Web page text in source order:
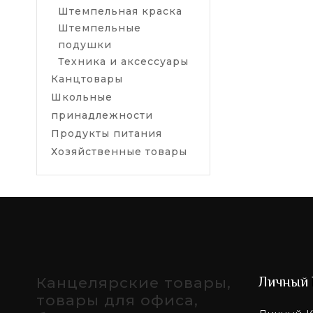
Штемпельная краска
Штемпельные
подушки
Техника и аксессуары
Канцтовары
Школьные
принадлежности
Продукты питания
Хозяйственные товары
закупают
Канцелярские товары,
товары для офиса,
Личный